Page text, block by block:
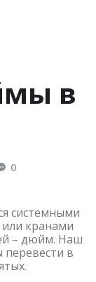
в
0
системными
кранами
– дюйм. Наш
в